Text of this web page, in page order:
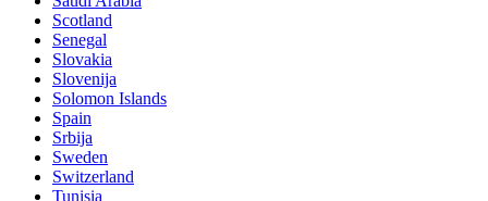
Scotland
Senegal
Slovakia
Slovenija
Solomon Islands
Spain
Srbija
Sweden
Switzerland
Tunisia